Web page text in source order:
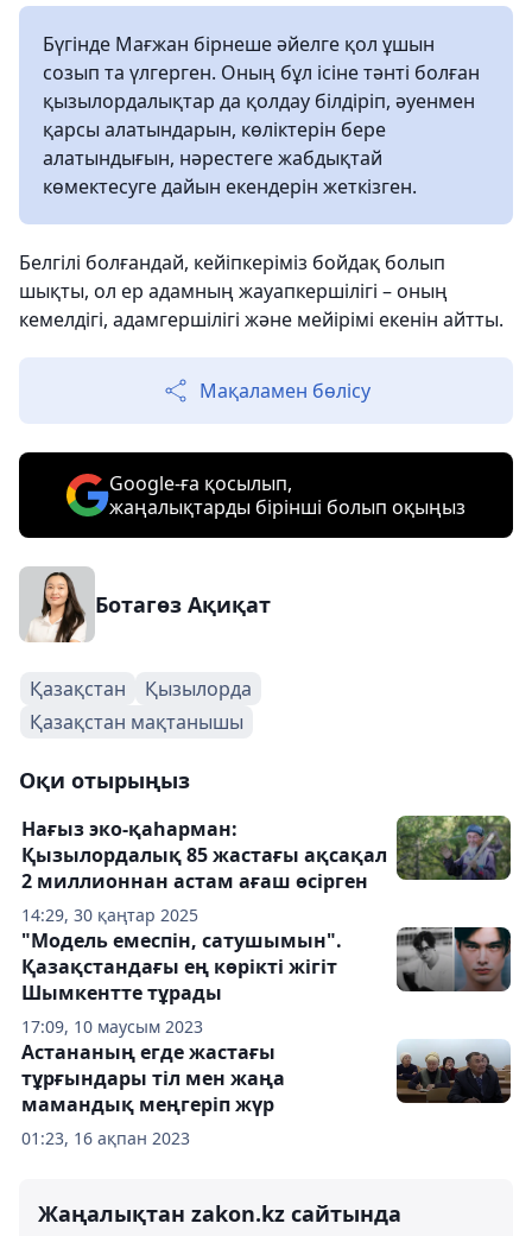
Бүгінде Мағжан бірнеше әйелге қол ұшын
созып та үлгерген. Оның бұл ісіне тәнті болған
қызылордалықтар да қолдау білдіріп, әуенмен
қарсы алатындарын, көліктерін бере
алатындығын, нәрестеге жабдықтай
көмектесуге дайын екендерін жеткізген.
Белгілі болғандай, кейіпкеріміз бойдақ болып
шықты, ол ер адамның жауапкершілігі – оның
кемелдігі, адамгершілігі және мейірімі екенін айтты.
Мақаламен бөлісу
Google-ға қосылып,
жаңалықтарды бірінші болып оқыңыз
Ботагөз Ақиқат
Қазақстан
Қызылорда
Қазақстан мақтанышы
Оқи отырыңыз
14:29, 30 қаңтар 2025
Нағыз эко-қаһарман:
Қызылордалық 85 жастағы ақсақал
2 миллионнан астам ағаш өсірген
17:09, 10 маусым 2023
"Модель емеспін, сатушымын".
Қазақстандағы ең көрікті жігіт
Шымкентте тұрады
01:23, 16 ақпан 2023
Астананың егде жастағы
тұрғындары тіл мен жаңа
мамандық меңгеріп жүр
Жаңалықтан zakon.kz сайтында